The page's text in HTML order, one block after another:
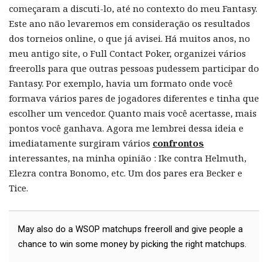
começaram a discuti-lo, até no contexto do meu Fantasy.
Este ano não levaremos em consideração os resultados
dos torneios online, o que já avisei. Há muitos anos, no
meu antigo site, o Full Contact Poker, organizei vários
freerolls para que outras pessoas pudessem participar do
Fantasy. Por exemplo, havia um formato onde você
formava vários pares de jogadores diferentes e tinha que
escolher um vencedor. Quanto mais você acertasse, mais
pontos você ganhava. Agora me lembrei dessa ideia e
imediatamente surgiram vários confrontos
interessantes, na minha opinião : Ike contra Helmuth,
Elezra contra Bonomo, etc. Um dos pares era Becker e
Tice.
May also do a WSOP matchups freeroll and give people a
chance to win some money by picking the right matchups.